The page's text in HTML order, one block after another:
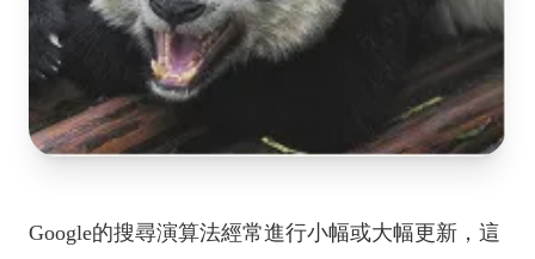
Google的搜尋演算法經常進行小幅或大幅更新，這